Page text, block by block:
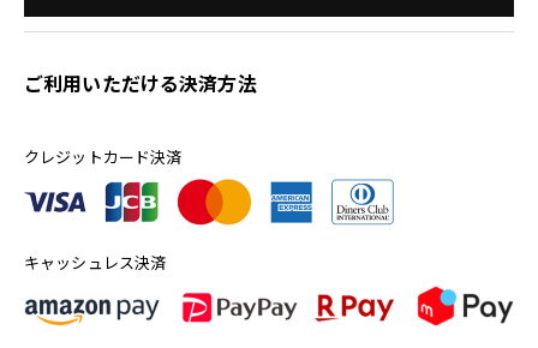
ご利用いただける決済方法
クレジットカード決済
キャッシュレス決済